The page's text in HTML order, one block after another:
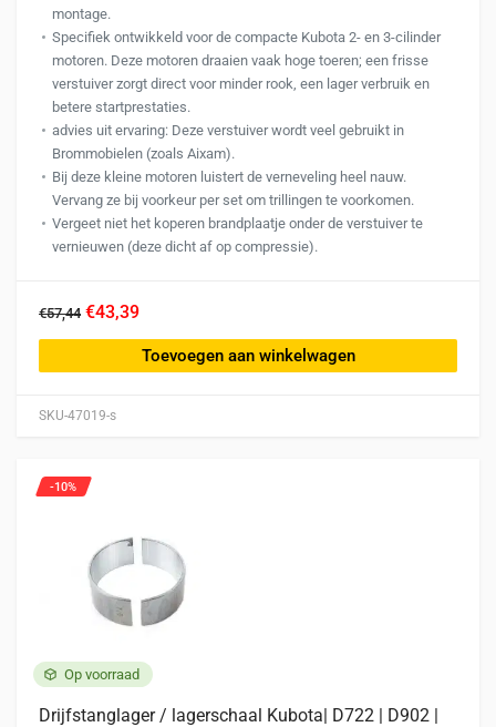
SKU-47019-s
montage.
Specifiek ontwikkeld voor de compacte Kubota 2- en 3-cilinder
motoren. Deze motoren draaien vaak hoge toeren; een frisse
verstuiver zorgt direct voor minder rook, een lager verbruik en
betere startprestaties.
advies uit ervaring: Deze verstuiver wordt veel gebruikt in
Brommobielen (zoals Aixam).
Bij deze kleine motoren luistert de verneveling heel nauw.
Vervang ze bij voorkeur per set om trillingen te voorkomen.
Vergeet niet het koperen brandplaatje onder de verstuiver te
vernieuwen (deze dicht af op compressie).
€57,44 €43,39
Toevoegen aan winkelwagen
Op voorraad
-10%
Drijfstanglager / lagerschaal Kubota| D722 | D902 |